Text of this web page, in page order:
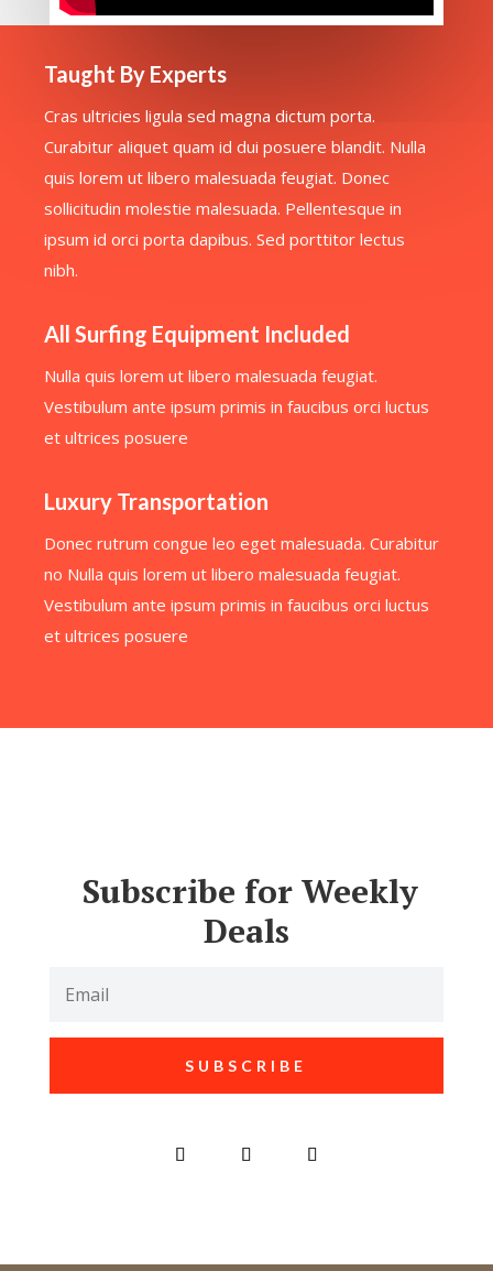
Taught By Experts
Cras ultricies ligula sed magna dictum porta.
Curabitur aliquet quam id dui posuere blandit. Nulla
quis lorem ut libero malesuada feugiat. Donec
sollicitudin molestie malesuada. Pellentesque in
ipsum id orci porta dapibus. Sed porttitor lectus
nibh.
All Surfing Equipment Included
Nulla quis lorem ut libero malesuada feugiat.
Vestibulum ante ipsum primis in faucibus orci luctus
et ultrices posuere
Luxury Transportation
Donec rutrum congue leo eget malesuada. Curabitur
no Nulla quis lorem ut libero malesuada feugiat.
Vestibulum ante ipsum primis in faucibus orci luctus
et ultrices posuere
Subscribe for Weekly
Deals
SUBSCRIBE